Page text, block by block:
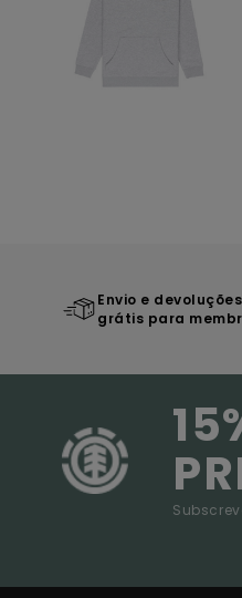
Envio e devoluções
grátis para